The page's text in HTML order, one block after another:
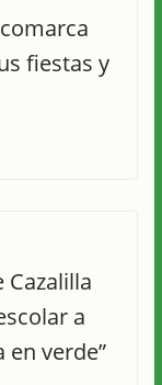
fiestas y
Cazalilla
a
en verde”